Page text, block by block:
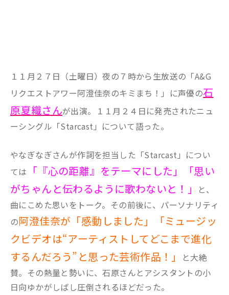
１１月２７日（土曜日）夜の７時から生放送の「A&G
リクエストアワー阿澄佳奈のキミまち！」に声優の石
原夏織さんが出演。１１月２４日に発売されたニュ
ーシングル「Starcast」について語った。
やなぎなぎさんが作詞を担当した「Starcast」につい
ては
「『心の距離』をテーマにした」「思い
がちゃんと伝わるように歌わないと！」
と、
曲にこめた思いをトーク。その前後に、パーソナリティ
の阿澄佳奈が「感動しました」「ミュージッ
クビデオは“アーティストしてどこまで進化
するんだろう”と思った芸術作品！」
と大絶
賛。その熱量と勢いに、石原さんとアシスタントの小
日向ゆかがしばし圧倒されるほどだった。